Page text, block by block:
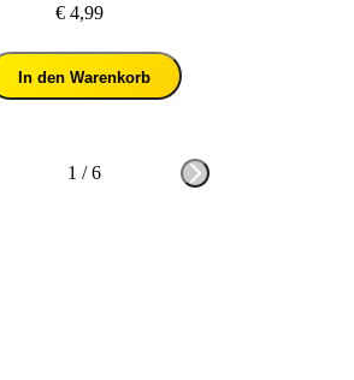
€ 4,99
In den Warenkorb
1 /6